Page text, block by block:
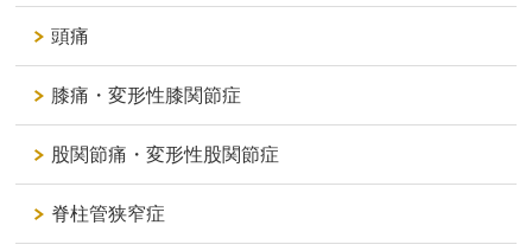
頭痛
膝痛・変形性膝関節症
股関節痛・変形性股関節症
脊柱管狭窄症